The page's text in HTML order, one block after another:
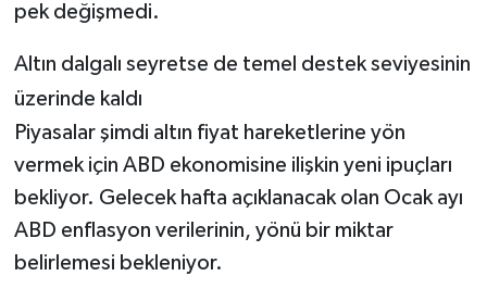
pek değişmedi.
Altın dalgalı seyretse de temel destek seviyesinin
üzerinde kaldı
Piyasalar şimdi altın fiyat hareketlerine yön
vermek için ABD ekonomisine ilişkin yeni ipuçları
bekliyor. Gelecek hafta açıklanacak olan Ocak ayı
ABD enflasyon verilerinin, yönü bir miktar
belirlemesi bekleniyor.